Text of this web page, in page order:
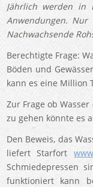
Jährlich werden in
Anwendungen.
Nachwachsende
Berechtigte Frage:
Böden und
kann es eine Million
Zur Frage ob
zu gehen könnte es
Den Beweis, das
liefert Starfort
Schmiedepressen
funktioniert kann